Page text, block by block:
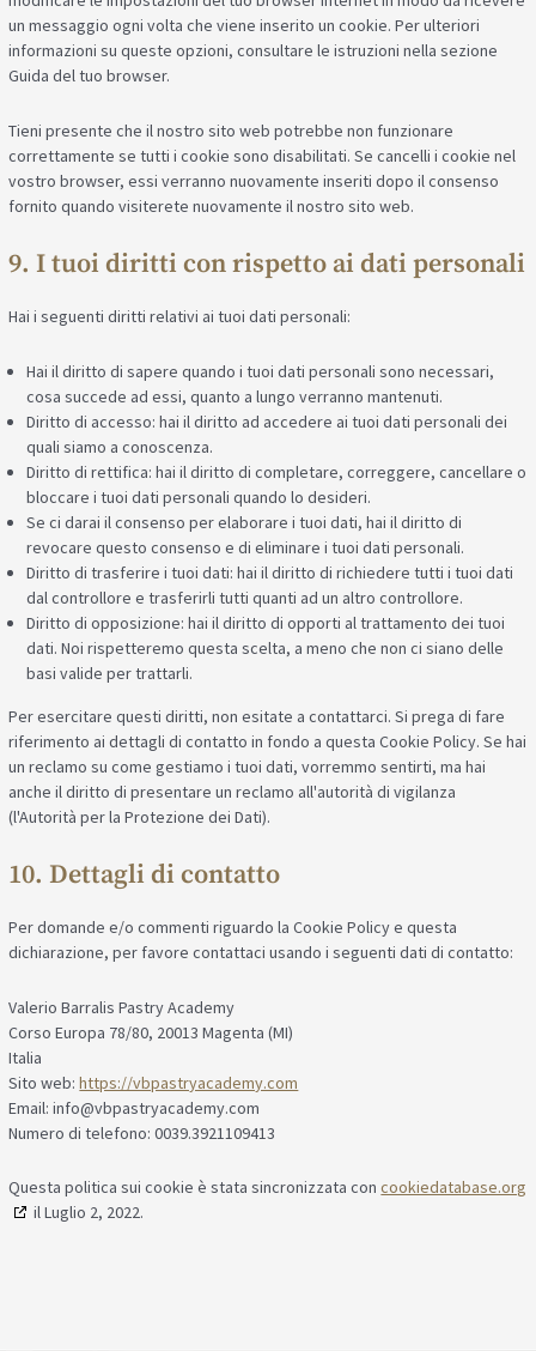
un messaggio ogni volta che viene inserito un cookie. Per ulteriori
informazioni su queste opzioni, consultare le istruzioni nella sezione
Guida del tuo browser.
Tieni presente che il nostro sito web potrebbe non funzionare
correttamente se tutti i cookie sono disabilitati. Se cancelli i cookie nel
vostro browser, essi verranno nuovamente inseriti dopo il consenso
fornito quando visiterete nuovamente il nostro sito web.
9. I tuoi diritti con rispetto ai dati personali
Hai i seguenti diritti relativi ai tuoi dati personali:
Hai il diritto di sapere quando i tuoi dati personali sono necessari,
cosa succede ad essi, quanto a lungo verranno mantenuti.
Diritto di accesso: hai il diritto ad accedere ai tuoi dati personali dei
quali siamo a conoscenza.
Diritto di rettifica: hai il diritto di completare, correggere, cancellare o
bloccare i tuoi dati personali quando lo desideri.
Se ci darai il consenso per elaborare i tuoi dati, hai il diritto di
revocare questo consenso e di eliminare i tuoi dati personali.
Diritto di trasferire i tuoi dati: hai il diritto di richiedere tutti i tuoi dati
dal controllore e trasferirli tutti quanti ad un altro controllore.
Diritto di opposizione: hai il diritto di opporti al trattamento dei tuoi
dati. Noi rispetteremo questa scelta, a meno che non ci siano delle
basi valide per trattarli.
Per esercitare questi diritti, non esitate a contattarci. Si prega di fare
riferimento ai dettagli di contatto in fondo a questa Cookie Policy. Se hai
un reclamo su come gestiamo i tuoi dati, vorremmo sentirti, ma hai
anche il diritto di presentare un reclamo all'autorità di vigilanza
(l'Autorità per la Protezione dei Dati).
10. Dettagli di contatto
Per domande e/o commenti riguardo la Cookie Policy e questa
dichiarazione, per favore contattaci usando i seguenti dati di contatto:
Valerio Barralis Pastry Academy
Corso Europa 78/80, 20013 Magenta (MI)
Italia
Sito web:https://vbpastryacademy.com
Email:moc.ymedacayrtsapbv@ofni
Numero di telefono: 0039.3921109413
Questa politica sui cookie è stata sincronizzata concookiedatabase.org
il Luglio 2, 2022.